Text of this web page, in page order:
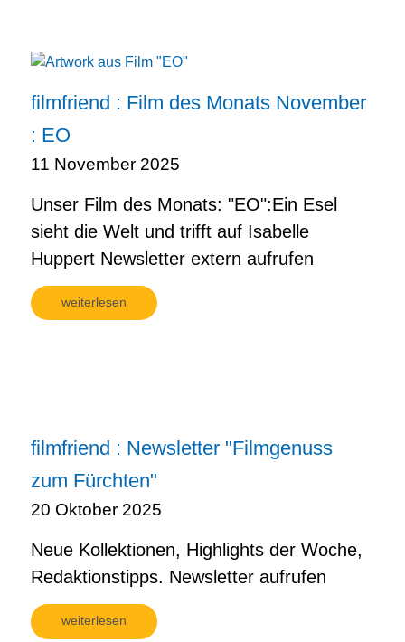
filmfriend : Film des Monats November
: EO
11 November 2025
Unser Film des Monats: "EO":Ein Esel
sieht die Welt und trifft auf Isabelle
Huppert Newsletter extern aufrufen
weiterlesen
filmfriend : Newsletter "Filmgenuss
zum Fürchten"
20 Oktober 2025
Neue Kollektionen, Highlights der Woche,
Redaktionstipps. Newsletter aufrufen
weiterlesen